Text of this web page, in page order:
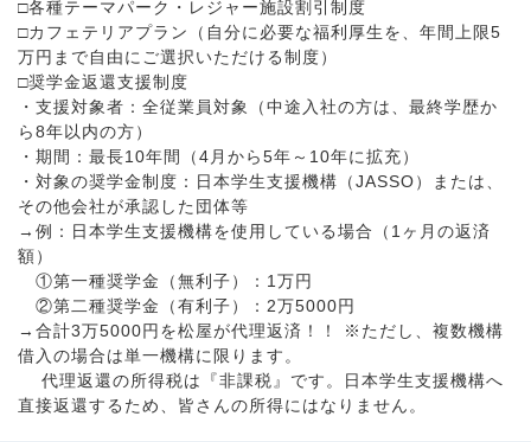
□各種テーマパーク・レジャー施設割引制度
□カフェテリアプラン（自分に必要な福利厚生を、年間上限5
万円まで自由にご選択いただける制度）
□奨学金返還支援制度
・支援対象者：全従業員対象（中途入社の方は、最終学歴か
ら8年以内の方）
・期間：最長10年間（4月から5年～10年に拡充）
・対象の奨学金制度：日本学生支援機構（JASSO）または、
その他会社が承認した団体等
→例：日本学生支援機構を使用している場合（1ヶ月の返済
額）
①第一種奨学金（無利子）：1万円
②第二種奨学金（有利子）：2万5000円
→合計3万5000円を松屋が代理返済！！ ※ただし、複数機構
借入の場合は単一機構に限ります。
代理返還の所得税は『非課税』です。日本学生支援機構へ
直接返還するため、皆さんの所得にはなりません。